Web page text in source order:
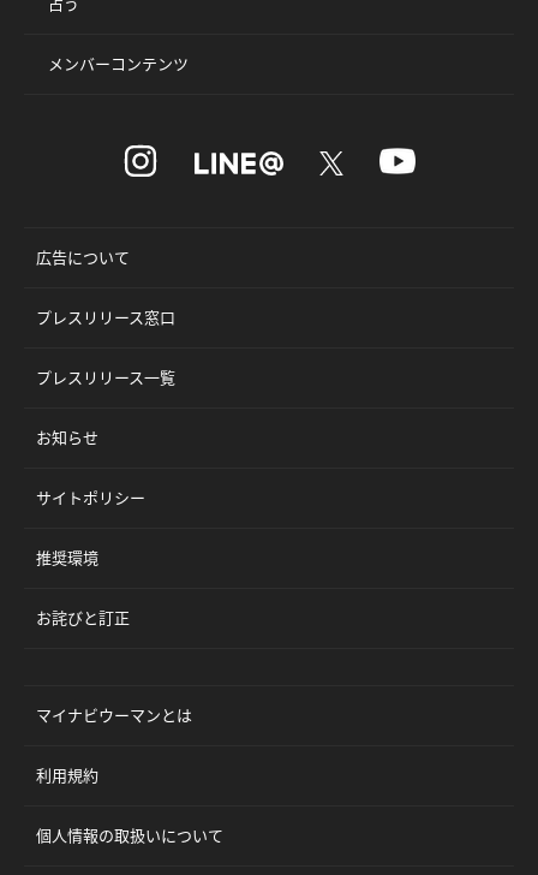
メンバーコンテンツ
広告について
プレスリリース窓口
プレスリリース一覧
お知らせ
サイトポリシー
推奨環境
お詫びと訂正
マイナビウーマンとは
利用規約
個人情報の取扱いについて